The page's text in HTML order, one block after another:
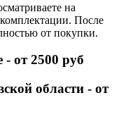
на
комплектации. После
от покупки.
от 2500 руб
области - от